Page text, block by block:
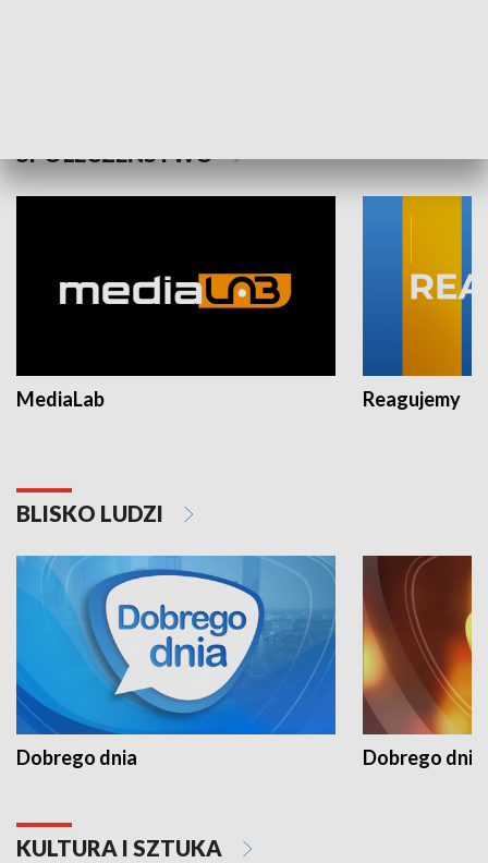
SPOŁECZEŃSTWO
MediaLab Reagujemy
BLISKO LUDZI
Dobrego dnia Dobrego dnia
KULTURA I SZTUKA